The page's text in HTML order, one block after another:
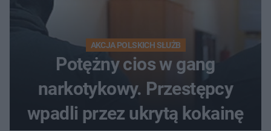
AKCJA POLSKICH SŁUŻB
Potężny cios w gang
narkotykowy. Przestępcy
wpadli przez ukrytą kokainę